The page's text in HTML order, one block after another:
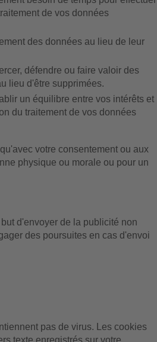
de vos données
des données au lieu de leur
défendre ou faire valoir des
lieu d'être supprimées.
un équilibre entre vos intérêts et
du traitement de vos données
votre consentement ou aux
physique ou morale ou pour un
d'envoyer de la publicité non
des poursuites en cas d'envoi
pas de virus. Les cookies